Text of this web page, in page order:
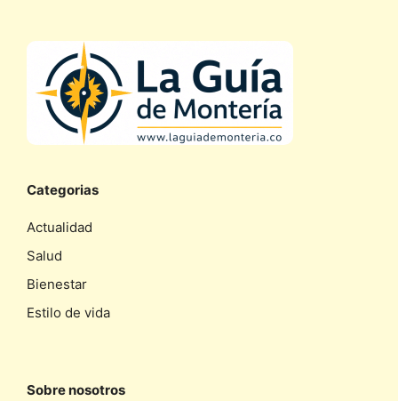
Categorias
Actualidad
Salud
Bienestar
Estilo de vida
Sobre nosotros